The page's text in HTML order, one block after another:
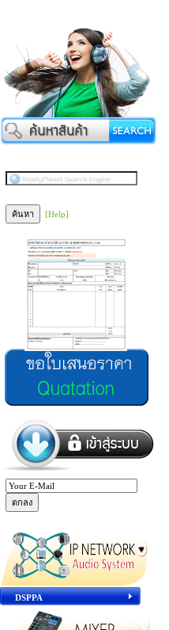
[Help]
DSPPA